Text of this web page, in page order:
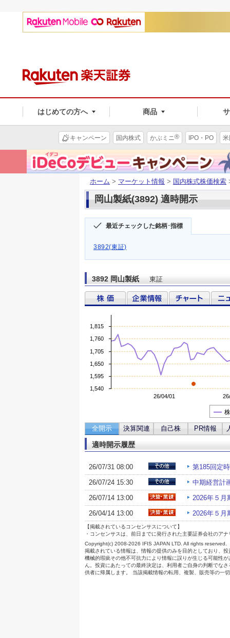
はじめての方へ 商品
キャンペーン 国内株式 かぶミニ® IPO・PO
ホーム > マーケット情報 > 国内株式株価検索
岡山製紙(3892) 適時開示
最近チェックした銘柄･指標
3892(東証)
3892 岡山製紙 東証